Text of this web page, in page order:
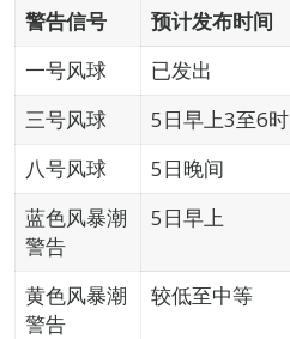
警告信号
预计发布时间
一号风球
已发出
三号风球
5日早上3至6时
八号风球
5日晚间
蓝色风暴潮
警告
5日早上
黄色风暴潮
警告
较低至中等